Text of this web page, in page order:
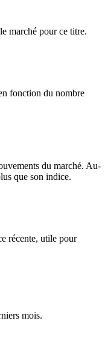
marché pour ce titre.
fonction du nombre
du marché. Au-
que son indice.
récente, utile pour
mois.